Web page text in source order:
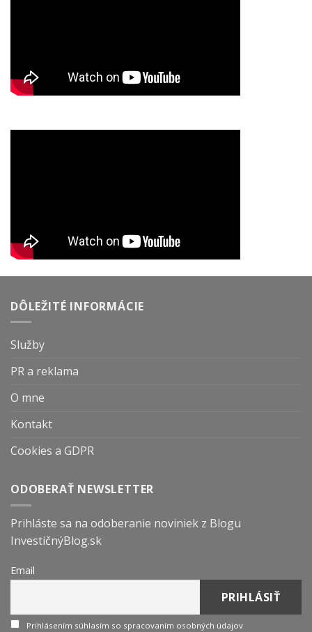
DÔLEŽITÉ INFORMÁCIE
Služby
PR a reklama
O mne
Kontakt
Cookies a GDPR
ODOBERAŤ NEWSLETTER
Prihláste sa na odoberanie noviniek z Blogu
InvestičnýBlog.sk
Email
Prihlásením súhlasím so spracovaním osobných údajov